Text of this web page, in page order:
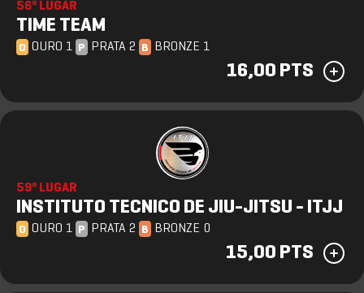
56º LUGAR
TIME TEAM
O OURO 1 P PRATA 2 B BRONZE 1
16,00 PTS
59º LUGAR
INSTITUTO TECNICO DE JIU-JITSU - ITJJ
O OURO 1 P PRATA 2 B BRONZE 0
15,00 PTS